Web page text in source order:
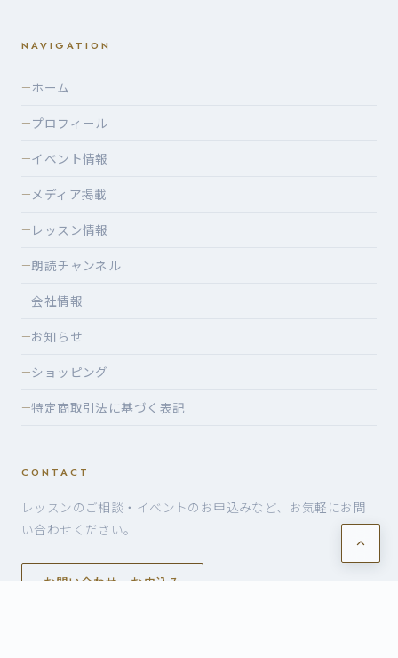
NAVIGATION
—ホーム
—プロフィール
—イベント情報
—メディア掲載
— レッスン情報
—朗読チャンネル
—会社情報
—お知らせ
—ショッピング
—特定商取引法に基づく表記
CONTACT
レッスンのご相談・イベントのお申込みなど、お気軽にお問
い合わせください。
お問い合わせ・お申込み